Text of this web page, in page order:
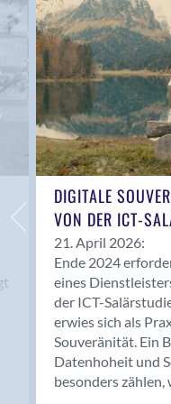
Anwil
Appenzell
Au SG
Baar
Baden
Balsthal
Balzers
Basel
Bassersdorf
Belp
Bendern
Benken (SG)
Bergdietikon
Berlin
Bern
Bern - Liebefeld
DIGITALE
VON DER ICT-
21. April 2026:
Ende 2024
eines
der ICT-
erwies sich als
Souveränität. Ein
Datenhoheit und
besonders zählen,